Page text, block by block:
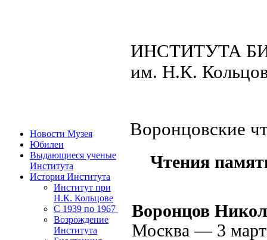
ИНСТИТУТА
им. Н.К.
Новости Музея
Юбилеи
Выдающиеся ученые
Института
История Института
Институт при
Н.К. Кольцове
C 1939 по 1967
Возрождение
Института
Воронцовские
Чтения
Воронцов
Москва — 3